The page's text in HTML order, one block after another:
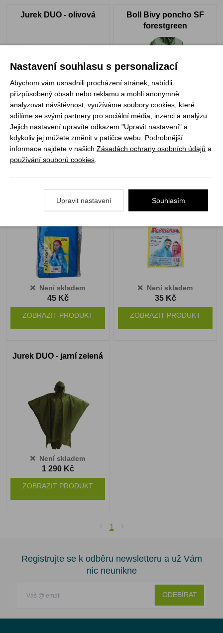
Jurek DUO - olivová
Skladem
1 290 Kč
VYBRAT VARIANTU
Boll Bivy poncho SF
forestgreen
Skladem
1 495 Kč
uni.
Není skladem
45 Kč
ZOBRAZIT PRODUKT
pro dospělé
Není skladem
35 Kč
ZOBRAZIT PRODUKT
Jurek DUO - jarní zelená
Není skladem
1 290 Kč
ZOBRAZIT PRODUKT
1
Registrujte se k odběru newsletteru a už Vám
nic neunikne
ODEBÍRAT
Nastavení souhlasu s personalizací
Abychom vám usnadnili procházení stránek, nabídli
přizpůsobený obsah nebo reklamu a mohli anonymně
analyzovat návštěvnost, využíváme soubory cookies, které
sdílíme se svými partnery pro sociální média, inzerci a analýzu.
Jejich nastavení upravíte odkazem "Upravit nastavení" a
kdykoliv jej můžete změnit v patičce webu. Podrobnější
informace najdete v našich Zásadách ochrany osobních údajů a
používání souborů cookies
Upravit nastavení Souhlasím